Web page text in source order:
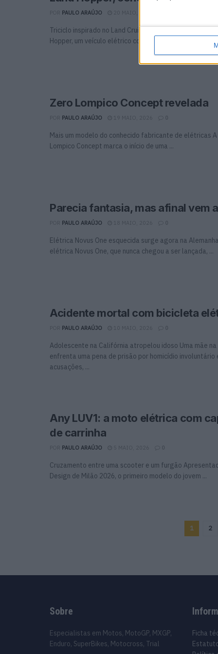
PAULO ARAÚJO 20 MAIO, 2026
Triciclo inspirado no Land Cruiser A Toyota revelou o
Hopper, um veículo elétrico compacto de três rodas que
Zero Lompico Concept revelada
PAULO ARAÚJO 19 MAIO, 2026 0
Mais um modelo do conhecido fabricante de elétricas
Lompico Concept marca o início de uma ...
Parecia fantasia, mas afinal vem
PAULO ARAÚJO 18 MAIO, 2026 0
Elétrica Novus One esquecida surge agora na
elétrica Novus One, que nunca chegou a ser lançada, ...
Acidente mortal com bicicleta
PAULO ARAÚJO 10 MAIO, 2026 0
Adolescente na Califórnia atropelou idoso Uma mãe
enfrenta uma pena de prisão por homicídio involuntário
acusações, ...
Any LUV1: a moto elétrica com
de carrinha
PAULO ARAÚJO 5 MAIO, 2026 0
Cruzamento entre uma scooter e um furgão
Design de Milão 2026, o primeiro modelo do jovem ...
1 2
Sobre
Especialistas em Motos, MotoGP, MXGP,
Enduro, SuperBikes, Motocross, Trial
Ficha